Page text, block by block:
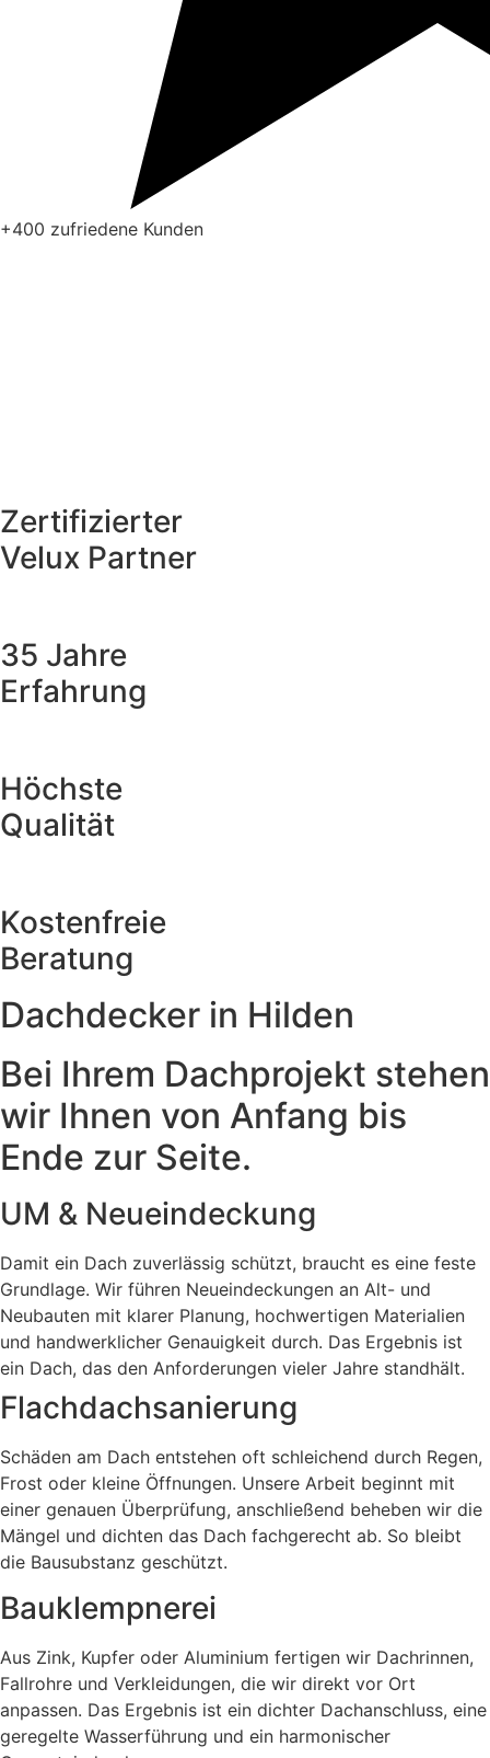
+400 zufriedene Kunden
Zertifizierter
Velux Partner
35 Jahre
Erfahrung
Höchste
Qualität
Kostenfreie
Beratung
Dachdecker in Hilden
Bei Ihrem Dachprojekt stehen
wir Ihnen von Anfang bis
Ende zur Seite.
UM & Neueindeckung
Damit ein Dach zuverlässig schützt, braucht es eine feste
Grundlage. Wir führen Neueindeckungen an Alt- und
Neubauten mit klarer Planung, hochwertigen Materialien
und handwerklicher Genauigkeit durch. Das Ergebnis ist
ein Dach, das den Anforderungen vieler Jahre standhält.
Flachdachsanierung
Schäden am Dach entstehen oft schleichend durch Regen,
Frost oder kleine Öffnungen. Unsere Arbeit beginnt mit
einer genauen Überprüfung, anschließend beheben wir die
Mängel und dichten das Dach fachgerecht ab. So bleibt
die Bausubstanz geschützt.
Bauklempnerei
Aus Zink, Kupfer oder Aluminium fertigen wir Dachrinnen,
Fallrohre und Verkleidungen, die wir direkt vor Ort
anpassen. Das Ergebnis ist ein dichter Dachanschluss, eine
geregelte Wasserführung und ein harmonischer